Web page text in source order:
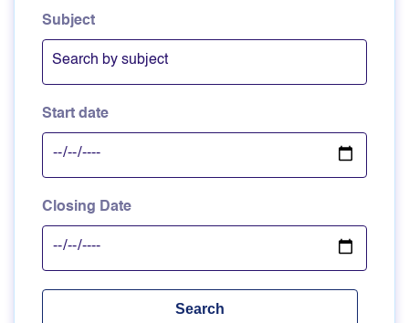
Subject
Start date
Closing Date